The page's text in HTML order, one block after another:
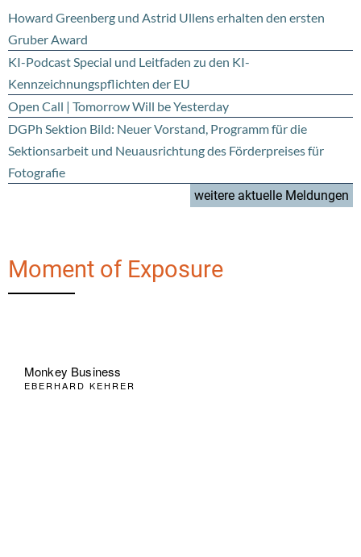
Howard Greenberg und Astrid Ullens erhalten den ersten
Gruber Award
KI-Podcast Special und Leitfaden zu den KI-
Kennzeichnungspflichten der EU
Open Call | Tomorrow Will be Yesterday
DGPh Sektion Bild: Neuer Vorstand, Programm für die
Sektionsarbeit und Neuausrichtung des Förderpreises für
Fotografie
weitere aktuelle Meldungen
Moment of Exposure